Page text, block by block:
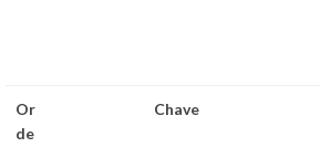
Or
de
Chave